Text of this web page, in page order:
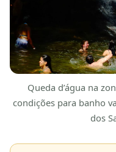
Queda d’água na
condições para banho
dos